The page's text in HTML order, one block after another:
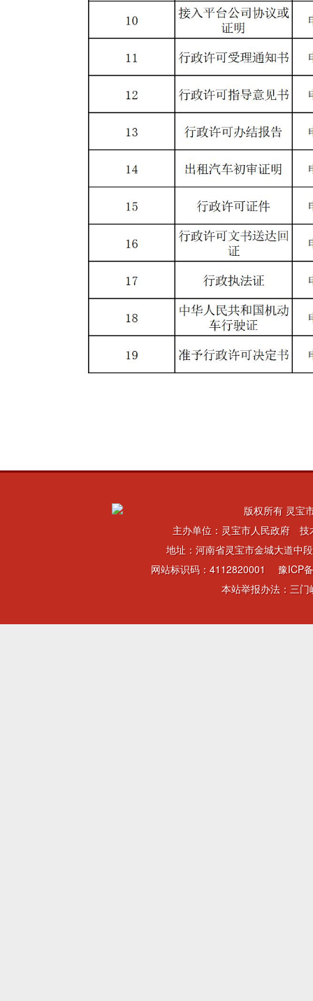
版权所有 灵宝
主办单位：灵宝市人民政府 技
地址：河南省灵宝市金城大道
网站标识码：4112820001 豫ICP
本站举报办法：三